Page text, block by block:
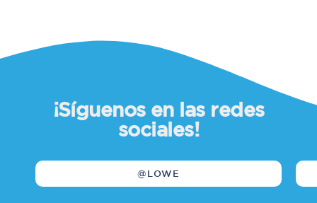
¡Síguenos en las redes
sociales!
@LOWE